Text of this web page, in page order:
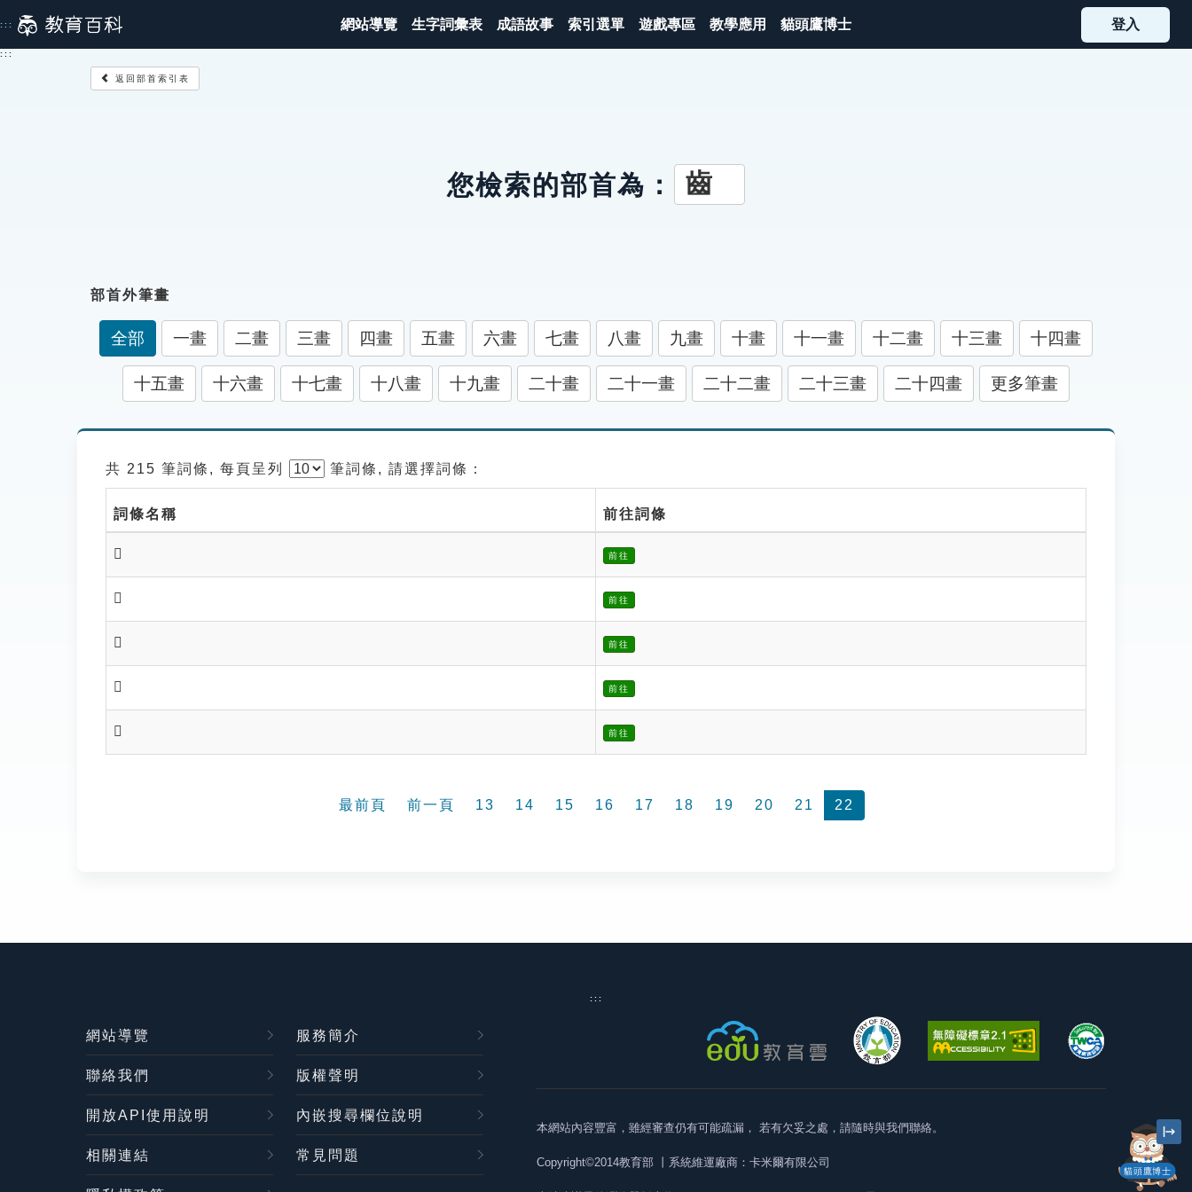
到
主
::: 網站導覽 生字詞彙表 成語故事 索引選單 遊戲專區 教學應用 貓頭鷹博士 登入
:::
返回部首索引表
您檢索的部首為： 齒
部首外筆畫
全部 一畫 二畫 三畫 四畫 五畫 六畫 七畫 八畫 九畫 十畫 十一畫 十二畫 十三畫 十四畫
十五畫 十六畫 十七畫 十八畫 十九畫 二十畫 二十一畫 二十二畫 二十三畫 二十四畫 更多筆畫
共 215 筆詞條, 每頁呈列 筆詞條, 請選擇詞條：
詞條名稱 前往詞條
𪚉 前往
𪚋 前往
𪚌 前往
𪚍 前往
𪚎 前往
最前頁 前一頁 13 14 15 16 17 18 19 20 21 22
貓頭鷹博士
:::
網站導覽 服務簡介
聯絡我們 版權聲明
開放API使用說明 內嵌搜尋欄位說明
相關連結 常見問題
本網站內容豐富，雖經審查仍有可能疏漏， 若有欠妥之處，請隨時與我們聯絡。
Copyright©2014教育部 丨系統維運廠商：卡米爾有限公司